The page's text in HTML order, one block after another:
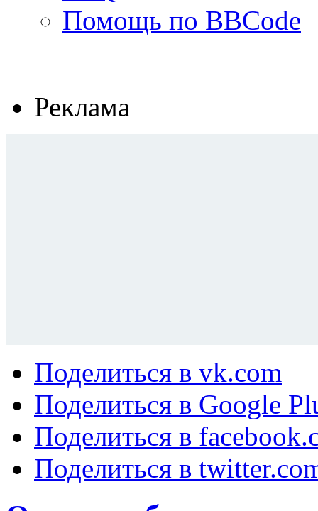
Помощь по BBCode
Реклама
Поделиться в vk.com
Поделиться в Google
Поделиться в
Поделиться в